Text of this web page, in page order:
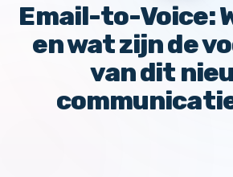
Email-to-Voice:
en wat zijn de
van dit